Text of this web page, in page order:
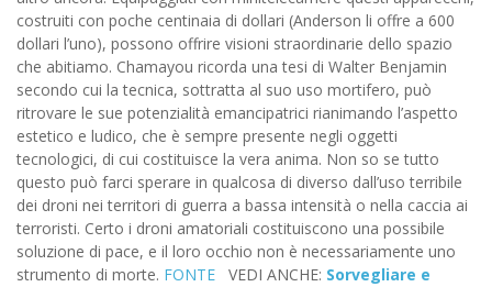
costruiti con poche centinaia di dollari (Anderson li offre a 600
dollari l’uno), possono offrire visioni straordinarie dello spazio
che abitiamo. Chamayou ricorda una tesi di Walter Benjamin
secondo cui la tecnica, sottratta al suo uso mortifero, può
ritrovare le sue potenzialità emancipatrici rianimando l’aspetto
estetico e ludico, che è sempre presente negli oggetti
tecnologici, di cui costituisce la vera anima. Non so se tutto
questo può farci sperare in qualcosa di diverso dall’uso terribile
dei droni nei territori di guerra a bassa intensità o nella caccia ai
terroristi. Certo i droni amatoriali costituiscono una possibile
soluzione di pace, e il loro occhio non è necessariamente uno
strumento di morte. FONTE VEDI ANCHE: Sorvegliare e